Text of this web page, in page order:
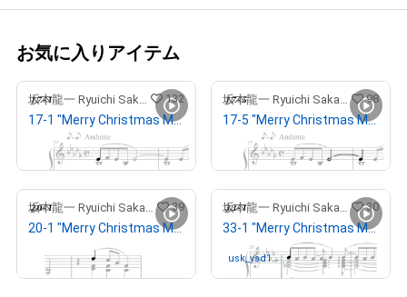
お気に入りアイテム
坂本龍一 Ryuichi Sakamoto 132
17-1 "Merry Christmas Mr. Lawrence" Ryuichi Sakamoto 坂本 龍一
出庫済
坂本龍一 Ryuichi Sakamoto 98
17-5 "Merry Christmas Mr. Lawrence" Ryuichi Sakamoto 坂本 龍一
3,000,000
坂本龍一 Ryuichi Sakamoto 39
20-1 "Merry Christmas Mr. Lawrence" Ryuichi Sakamoto 坂本 龍一
77,777,777
坂本龍一 Ryuichi Sakamoto 30
33-1 "Merry Christmas Mr. Lawrence" Ryuichi Sakamoto 坂本 龍一
usk_ysd10 さんが保有中